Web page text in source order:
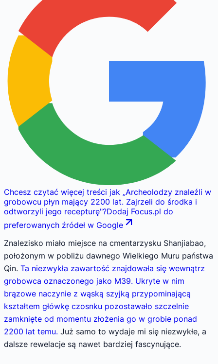
Chcesz czytać więcej treści jak „Archeolodzy znaleźli w
grobowcu płyn mający 2200 lat. Zajrzeli do środka i
odtworzyli jego recepturę"?Dodaj Focus.pl do
preferowanych źródeł w Google
Znalezisko miało miejsce na cmentarzysku Shanjiabao,
położonym w pobliżu dawnego Wielkiego Muru państwa
Qin. Ta niezwykła zawartość znajdowała się wewnątrz
grobowca oznaczonego jako M39. Ukryte w nim
brązowe naczynie z wąską szyjką przypominającą
kształtem główkę czosnku pozostawało szczelnie
zamknięte od momentu złożenia go w grobie ponad
2200 lat temu. Już samo to wydaje mi się niezwykłe, a
dalsze rewelacje są nawet bardziej fascynujące.